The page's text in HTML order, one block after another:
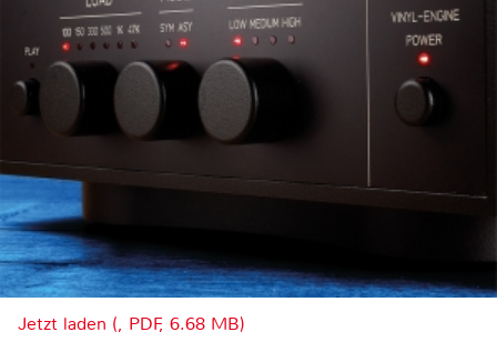
Jetzt laden (, PDF, 6.68 MB)